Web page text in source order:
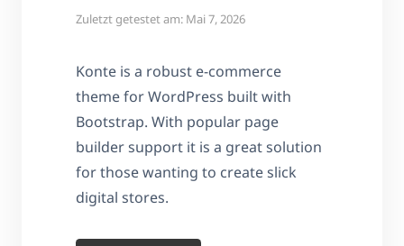
Zuletzt getestet am: Mai 7, 2026
Konte is a robust e-commerce
theme for WordPress built with
Bootstrap. With popular page
builder support it is a great solution
for those wanting to create slick
digital stores.